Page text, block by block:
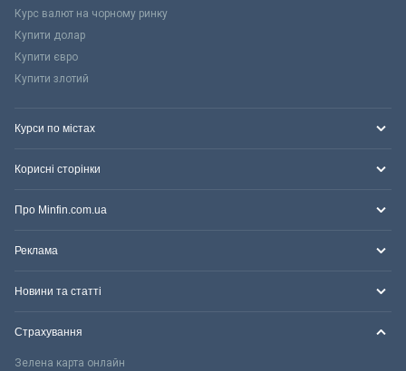
Курс валют на чорному ринку
Купити долар
Купити євро
Купити злотий
Курси по містах
Корисні сторінки
Про Minfin.com.ua
Реклама
Новини та статті
Страхування
Зелена карта онлайн